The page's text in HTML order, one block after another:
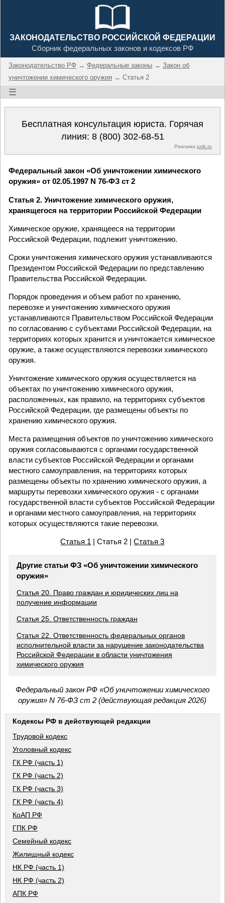
ЗАКОНОДАТЕЛЬСТВО РОССИЙСКОЙ ФЕДЕРАЦИИ
Сборник федеральных законов и кодексов РФ
Законодательство РФ → Федеральные законы → Закон об
уничтожении химического оружия → Статья 2
☰
Бесплатная консультация юриста. Горячая
линия: 8 (800) 302-68-51
Реклама jurik.ru
Федеральный закон «Об уничтожении химического
оружия» от 02.05.1997 N 76-ФЗ ст 2
Статья 2. Уничтожение химического оружия,
хранящегося на территории Российской Федерации
Химическое оружие, хранящееся на территории
Российской Федерации, подлежит уничтожению.
Сроки уничтожения химического оружия устанавливаются
Президентом Российской Федерации по представлению
Правительства Российской Федерации.
Порядок проведения и объем работ по хранению,
перевозке и уничтожению химического оружия
устанавливаются Правительством Российской Федерации
по согласованию с субъектами Российской Федерации, на
территориях которых хранится и уничтожается химическое
оружие, а также осуществляются перевозки химического
оружия.
Уничтожение химического оружия осуществляется на
объектах по уничтожению химического оружия,
расположенных, как правило, на территориях субъектов
Российской Федерации, где размещены объекты по
хранению химического оружия.
Места размещения объектов по уничтожению химического
оружия согласовываются с органами государственной
власти субъектов Российской Федерации и органами
местного самоуправления, на территориях которых
размещены объекты по хранению химического оружия, а
маршруты перевозки химического оружия - с органами
государственной власти субъектов Российской Федерации
и органами местного самоуправления, на территориях
которых осуществляются такие перевозки.
Статья 1 | Статья 2 |Статья 3
Другие статьи ФЗ «Об уничтожении химического
оружия»
Статья 20. Право граждан и юридических лиц на
получение информации
Статья 25. Ответственность граждан
Статья 22. Ответственность федеральных органов
исполнительной власти за нарушение законодательства
Российской Федерации в области уничтожения
химического оружия
Федеральный закон РФ «Об уничтожении химического
оружия» N 76-ФЗ ст 2 (действующая редакция 2026)
Кодексы РФ в действующей редакции
Трудовой кодекс
Уголовный кодекс
ГК РФ (часть 1)
ГК РФ (часть 2)
ГК РФ (часть 3)
ГК РФ (часть 4)
КоАП РФ
ГПК РФ
Семейный кодекс
Жилищный кодекс
НК РФ (часть 1)
НК РФ (часть 2)
АПК РФ